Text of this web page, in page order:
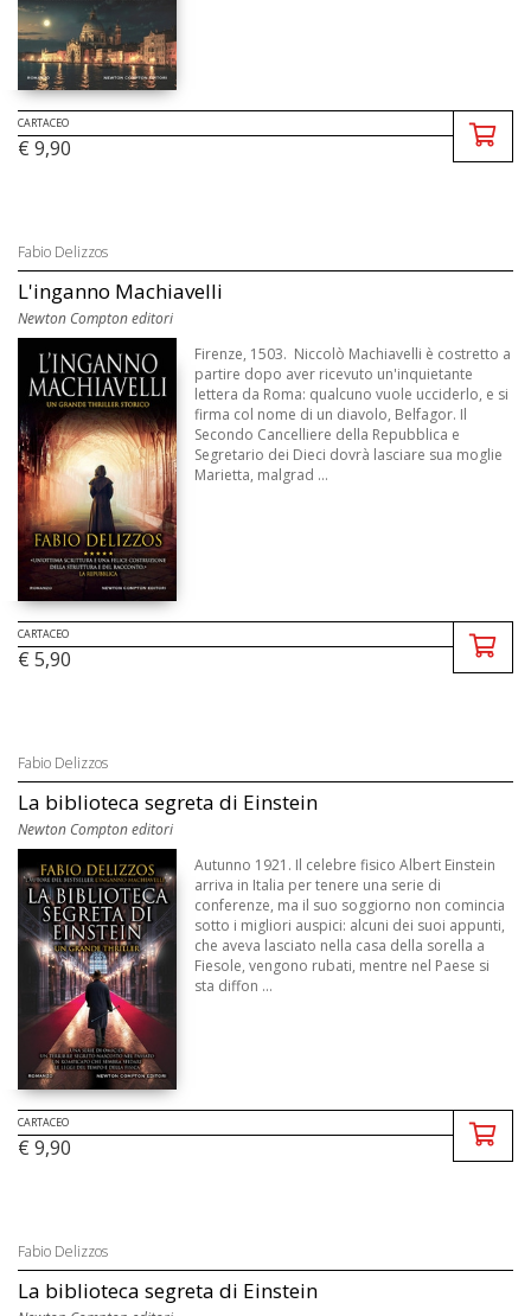
CARTACEO
€ 9,90
Fabio Delizzos
L'inganno Machiavelli
Newton Compton editori
Firenze, 1503. Niccolò Machiavelli è costretto a
partire dopo aver ricevuto un'inquietante
lettera da Roma: qualcuno vuole ucciderlo, e si
firma col nome di un diavolo, Belfagor. Il
Secondo Cancelliere della Repubblica e
Segretario dei Dieci dovrà lasciare sua moglie
Marietta, malgrad ...
CARTACEO
€ 5,90
Fabio Delizzos
La biblioteca segreta di Einstein
Newton Compton editori
Autunno 1921. Il celebre fisico Albert Einstein
arriva in Italia per tenere una serie di
conferenze, ma il suo soggiorno non comincia
sotto i migliori auspici: alcuni dei suoi appunti,
che aveva lasciato nella casa della sorella a
Fiesole, vengono rubati, mentre nel Paese si
sta diffon ...
CARTACEO
€ 9,90
Fabio Delizzos
La biblioteca segreta di Einstein